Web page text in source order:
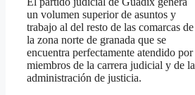
un volumen superior de asuntos y
trabajo al del resto de las comarcas de
la zona norte de granada que se
encuentra perfectamente atendido por
miembros de la carrera judicial y de la
administración de justicia.